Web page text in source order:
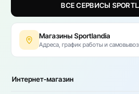
ВСЕ СЕРВИСЫ
Магазины Sportlandia
Адреса, график работы и самовывоз
Интернет-магазин